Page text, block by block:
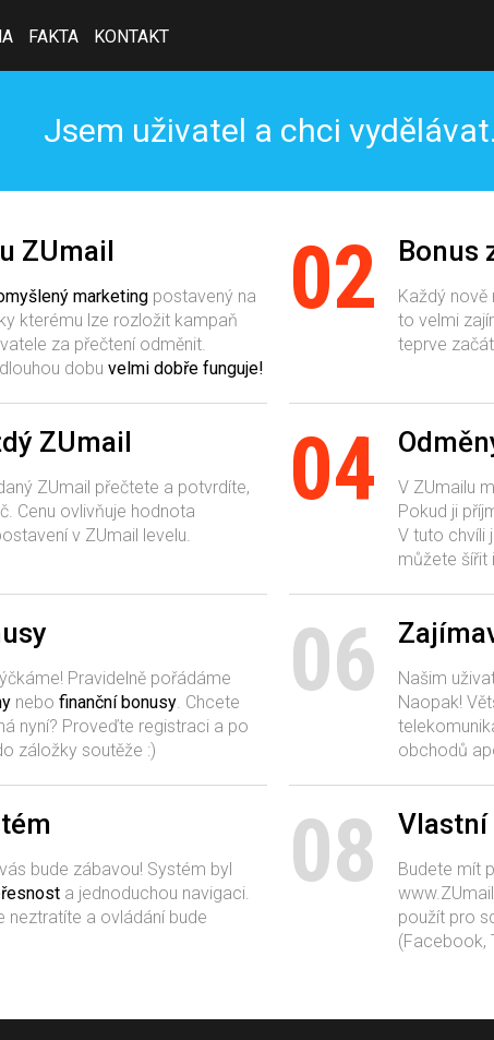
FAKTA KONTAKT
Jsem uživatel a chci
ZUmail
marketing postavený na
kterému lze rozložit kampaň
za přečtení odměnit.
dobu velmi dobře funguje!
02 Bonus
Každý nově
to velmi
teprve
ZUmail
ZUmail přečtete a potvrdíte,
Cenu ovlivňuje hodnota
v ZUmail levelu.
04
V ZUmailu
Pokud ji
V tuto chvíli
můžete šířit
Pravidelně pořádáme
nebo finanční bonusy. Chcete
nyní? Proveďte registraci a po
záložky soutěže :)
06
Našim
Naopak!
obchodů
bude zábavou! Systém byl
a jednoduchou navigaci.
neztratíte a ovládání bude
08 Vlastní
Budete mít
použít pro
(Facebook,